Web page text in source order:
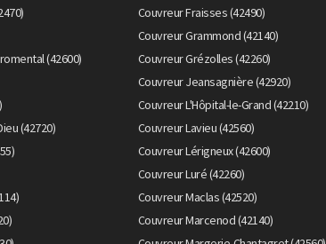
Couvreur Fraisses (42490)
Couvreur Grammond (42140)
(42600) Couvreur Grézolles (42260)
Couvreur Jeansagnière (42920)
Couvreur L'Hôpital-le-Grand (42210)
(42720) Couvreur Lavieu (42560)
Couvreur Lérigneux (42600)
Couvreur Luré (42260)
Couvreur Maclas (42520)
Couvreur Marcenod (42140)